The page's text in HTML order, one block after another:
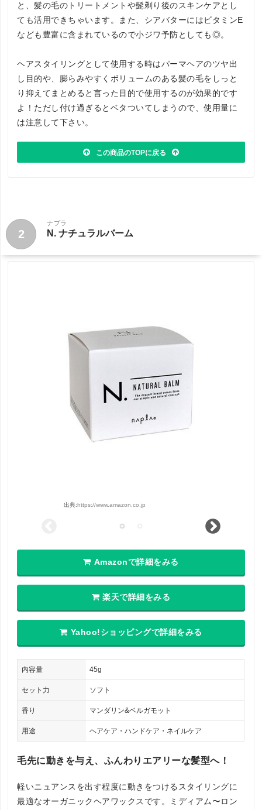
と、髪の毛のトリートメントや髭剃り後のスキンケアとし
ても活用できちゃいます。また、シアバターにはビタミンE
なども豊富に含まれているので小ジワ予防としても◎。
ヘアスタイリングとして使用する時はパーマヘアのツヤ出
し目的や、膨らみやすくボリュームのある髪の毛をしっと
り抑えてまとめると言った目的で使用するのが効果的です
よ！ただし付け過ぎるとベタついてしまうので、使用量に
は注意して下さい。
この商品のTOPに戻る
2
ナプラ
N. ナチュラルバーム
出典:https://www.amazon.co.jp
Amazonで詳細をみる
楽天で詳細をみる
Yahoo!ショッピングで詳細をみる
内容量 45g
セット力 ソフト
香り マンダリン&ベルガモット
用途 ヘアケア・ハンドケア・ネイルケア
毛先に動きを与え、ふんわりエアリーな髪型へ！
軽いニュアンスを出す程度に動きをつけるスタイリングに
最適なオーガニックヘアワックスです。ミディアム〜ロン